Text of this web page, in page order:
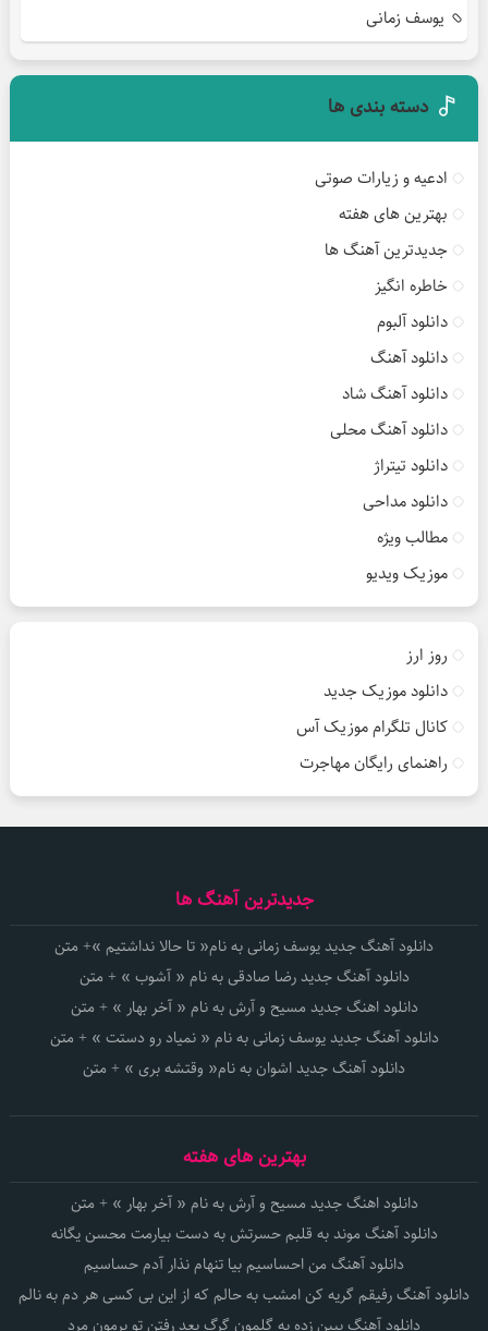
یوسف زمانی
دسته بندی ها
ادعیه و زیارات صوتی
بهترین های هفته
جدیدترین آهنگ ها
خاطره انگیز
دانلود آلبوم
دانلود آهنگ
دانلود آهنگ شاد
دانلود آهنگ محلی
دانلود تیتراژ
دانلود مداحی
مطالب ویژه
موزیک ویدیو
روز ارز
دانلود موزیک جدید
کانال تلگرام موزیک آس
راهنمای رایگان مهاجرت
جدیدترین آهنگ ها
دانلود آهنگ جدید یوسف زمانی به نام« تا حالا نداشتیم »+ متن
دانلود آهنگ جدید رضا صادقی به نام « آشوب » + متن
دانلود اهنگ جدید مسیح و آرش به نام « آخر بهار » + متن
دانلود آهنگ جدید یوسف زمانی به نام « نمیاد رو دستت » + متن
دانلود آهنگ جدید اشوان به نام« وقتشه بری » + متن
بهترین های هفته
دانلود اهنگ جدید مسیح و آرش به نام « آخر بهار » + متن
دانلود آهنگ موند به قلبم حسرتش به دست بیارمت محسن یگانه
دانلود آهنگ من احساسیم بیا تنهام نذار آدم حساسیم
دانلود آهنگ رفیقم گریه کن امشب به حالم که از این بی کسی هر دم به نالم
دانلود آهنگ ببین زده به گلمون گرگ بعد رفتن تو برمون مرد